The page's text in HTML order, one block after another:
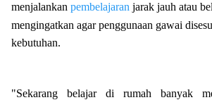
menjalankan pembelajaran jarak jauh atau
mengingatkan agar penggunaan gawai
kebutuhan.
"Sekarang belajar di rumah banyak